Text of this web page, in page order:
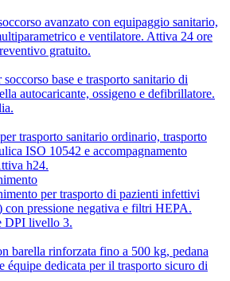
avanzato con equipaggio sanitario,
e ventilatore. Attiva 24 ore
gratuito.
base e trasporto sanitario di
autocaricante, ossigeno e defibrillatore.
trasporto sanitario ordinario, trasporto
ISO 10542 e accompagnamento
h24.
per trasporto di pazienti infettivi
pressione negativa e filtri HEPA.
DPI livello 3.
barella rinforzata fino a 500 kg, pedana
équipe dedicata per il trasporto sicuro di